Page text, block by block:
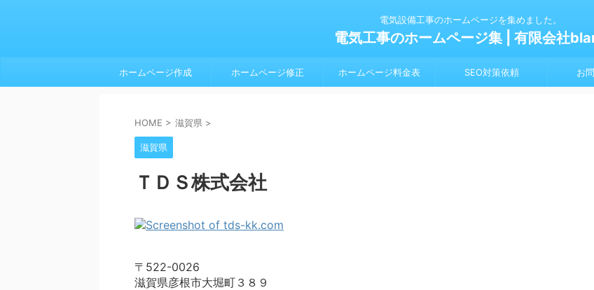
電気設備工事のホームページを集めました。
電気工事のホームページ集 | 有限会社
ホームページ作成 ホームページ修正 ホームページ料金表 SEO対策依頼 お
HOME > 滋賀県 >
滋賀県
ＴＤＳ株式会社
〒522-0026
滋賀県彦根市大堀町３８９